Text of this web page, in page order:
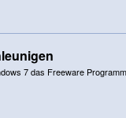
7 das Freeware